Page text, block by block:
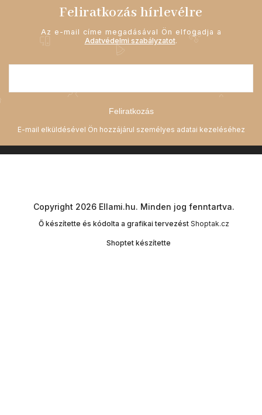
Feliratkozás hírlevélre
Az e-mail címe megadásával Ön elfogadja a
Adatvédelmi szabályzatot.
Feliratkozás
Shoptet készítette
Copyright 2026 Ellami.hu. Minden jog fenntartva.
Ő készítette és kódolta a grafikai tervezést Shoptak.cz